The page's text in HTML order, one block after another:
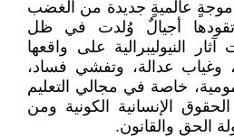
موجةٍ عالميةٍ جديدة من الغضب
تقودها أجيالٌ وُلدت في ظل
النيوليبرالية على واقعها
وغياب عدالة، وتفشي فساد،
خاصة في مجالي التعليم
الإنسانية الكونية ومن
الحق والقانون.